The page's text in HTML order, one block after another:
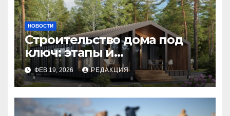
НОВОСТИ
Строительство дома под
ключ: этапы и
планирование бюджета
ФЕВ 19, 2026 РЕДАКЦИЯ